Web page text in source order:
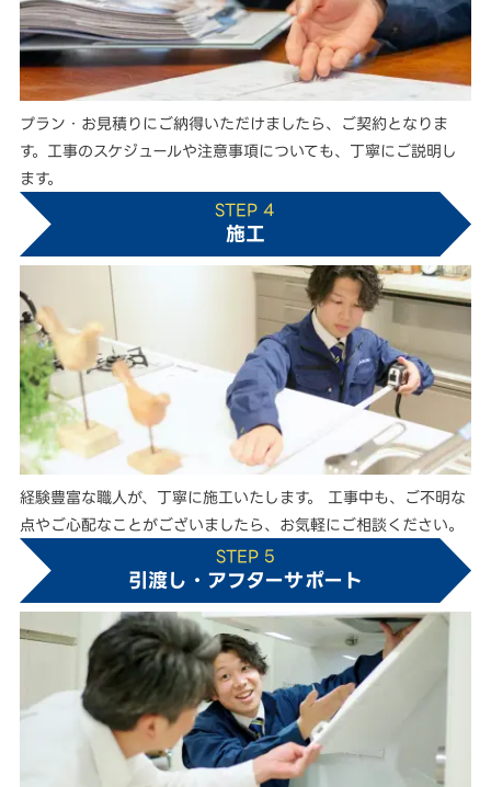
プラン・お見積りにご納得いただけましたら、ご契約となりま
す。工事のスケジュールや注意事項についても、丁寧にご説明し
ます。
STEP 4
施工
経験豊富な職人が、丁寧に施工いたします。 工事中も、ご不明な
点やご心配なことがございましたら、お気軽にご相談ください。
STEP 5
引渡し・アフターサポート